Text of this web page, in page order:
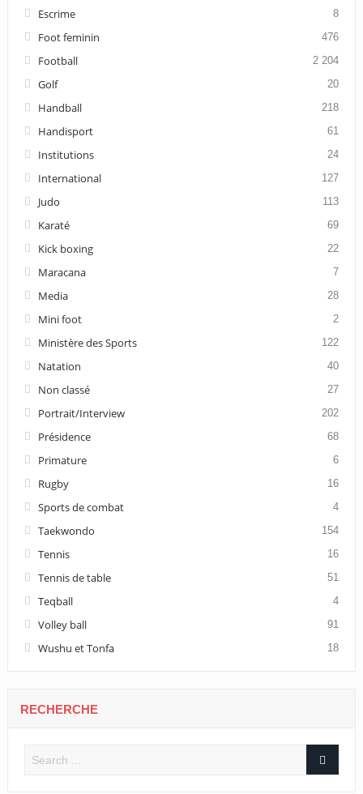
Escrime 8
Foot feminin 476
Football 2 204
Golf 20
Handball 218
Handisport 61
Institutions 24
International 127
Judo 113
Karaté 69
Kick boxing 22
Maracana 7
Media 28
Mini foot 2
Ministère des Sports 122
Natation 40
Non classé 27
Portrait/Interview 202
Présidence 68
Primature 6
Rugby 16
Sports de combat 4
Taekwondo 154
Tennis 16
Tennis de table 51
Teqball 4
Volley ball 91
Wushu et Tonfa 18
RECHERCHE